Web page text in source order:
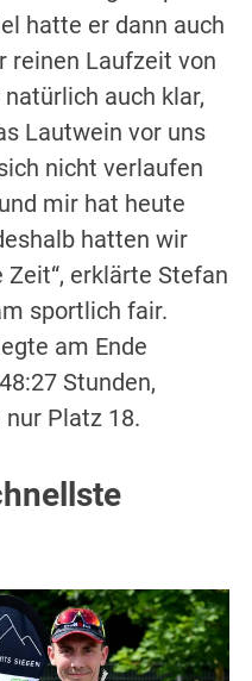
hatte er dann auch
reinen Laufzeit von
auch klar,
Lautwein vor uns
nicht verlaufen
mir hat heute
hatten wir
erklärte Stefan
sportlich fair.
am Ende
Stunden,
Platz 18.